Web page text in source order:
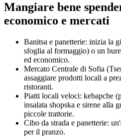
Mangiare bene
economico e mercati
Banitsa e panetterie: inizia la
sfoglia al formaggio) o un
ed economico.
Mercato Centrale di Sofia
assaggiare prodotti locali a
ristoranti.
Piatti locali veloci: kebapche
insalata shopska e sirene
piccole trattorie.
Cibo da strada e panetterie:
per il pranzo.